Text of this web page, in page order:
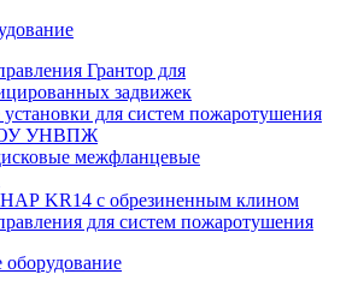
Грантор для
задвижек
для систем пожаротушения
УНВПЖ
межфланцевые
KR14 с обрезиненным клином
для систем пожаротушения